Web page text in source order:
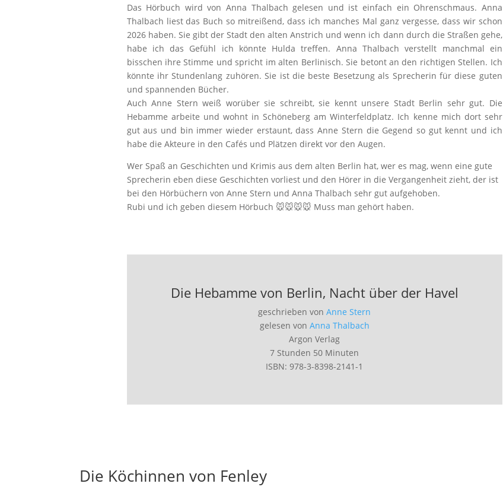
Das Hörbuch wird von Anna Thalbach gelesen und ist einfach ein Ohrenschmaus. Anna
Thalbach liest das Buch so mitreißend, dass ich manches Mal ganz vergesse, dass wir schon
2026 haben. Sie gibt der Stadt den alten Anstrich und wenn ich dann durch die Straßen gehe,
habe ich das Gefühl ich könnte Hulda treffen. Anna Thalbach verstellt manchmal ein
bisschen ihre Stimme und spricht im alten Berlinisch. Sie betont an den richtigen Stellen. Ich
könnte ihr Stundenlang zuhören. Sie ist die beste Besetzung als Sprecherin für diese guten
und spannenden Bücher.
Auch Anne Stern weiß worüber sie schreibt, sie kennt unsere Stadt Berlin sehr gut. Die
Hebamme arbeite und wohnt in Schöneberg am Winterfeldplatz. Ich kenne mich dort sehr
gut aus und bin immer wieder erstaunt, dass Anne Stern die Gegend so gut kennt und ich
habe die Akteure in den Cafés und Plätzen direkt vor den Augen.
Wer Spaß an Geschichten und Krimis aus dem alten Berlin hat, wer es mag, wenn eine gute
Sprecherin eben diese Geschichten vorliest und den Hörer in die Vergangenheit zieht, der ist
bei den Hörbüchern von Anne Stern und Anna Thalbach sehr gut aufgehoben.
Rubi und ich geben diesem Hörbuch 🐭🐭🐭🐭 Muss man gehört haben.
Die Hebamme von Berlin, Nacht über der Havel
geschrieben vonAnne Stern
gelesen von Anna Thalbach
Argon Verlag
7 Stunden 50 Minuten
ISBN: 978-3-8398-2141-1
Die Köchinnen von Fenley